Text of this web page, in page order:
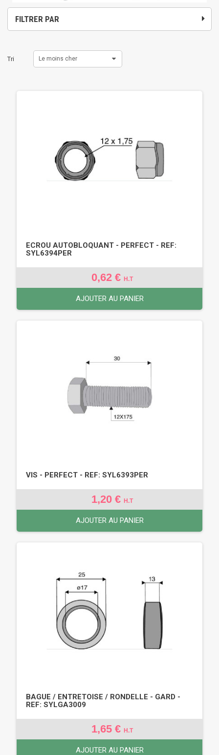
FILTRER PAR
Tri Le moins cher
ECROU AUTOBLOQUANT - PERFECT - REF:
SYL6394PER
0,62 € H.T
AJOUTER AU PANIER
VIS - PERFECT - REF: SYL6393PER
1,20 € H.T
AJOUTER AU PANIER
BAGUE / ENTRETOISE / RONDELLE - GARD -
REF: SYLGA3009
1,65 € H.T
AJOUTER AU PANIER